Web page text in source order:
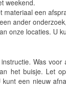
weekend.
materiaal een
ander
onze locaties. U
Was
het buisje. Let
een nieuw